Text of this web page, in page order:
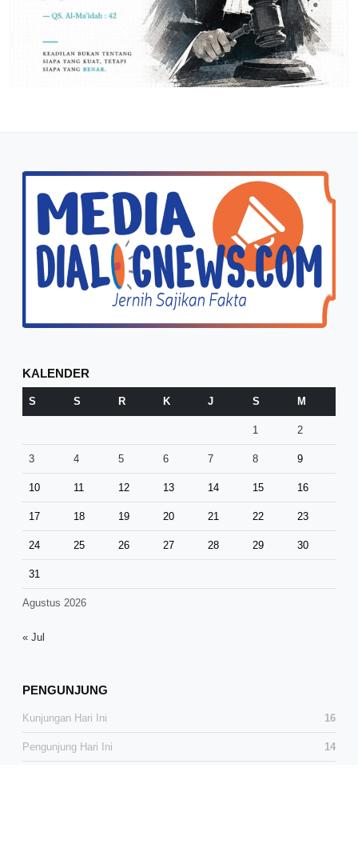
KALENDER
Agustus 2026
S S R K J S M
1 2
3 4 5 6 7 8 9
10 11 12 13 14 15 16
17 18 19 20 21 22 23
24 25 26 27 28 29 30
31
« Jul
PENGUNJUNG
Kunjungan Hari Ini 16
Pengunjung Hari Ini 14